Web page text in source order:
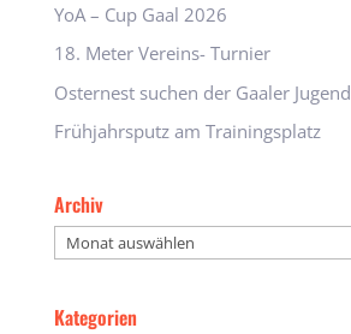
YoA – Cup Gaal 2026
18. Meter Vereins- Turnier
Osternest suchen der Gaaler Jugend
Frühjahrsputz am Trainingsplatz
Archiv
Archiv
Kategorien